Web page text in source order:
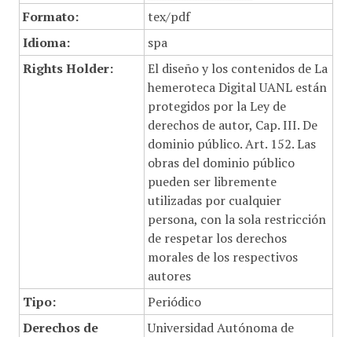
Formato:
tex/pdf
Idioma:
spa
Rights Holder:
El diseño y los contenidos de La
hemeroteca Digital UANL están
protegidos por la Ley de
derechos de autor, Cap. III. De
dominio público. Art. 152. Las
obras del dominio público
pueden ser libremente
utilizadas por cualquier
persona, con la sola restricción
de respetar los derechos
morales de los respectivos
autores
Tipo:
Periódico
Derechos de
Universidad Autónoma de